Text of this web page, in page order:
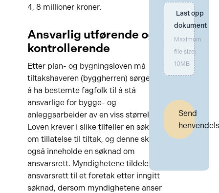
4, 8 millioner kroner.
Ansvarlig utførende og
kontrollerende
Etter plan- og bygningsloven må
tiltakshaveren (byggherren) sørge for
å ha bestemte fagfolk til å stå
ansvarlige for bygge- og
anleggsarbeider av en viss størrelse.
Loven krever i slike tilfeller en søknad
om tillatelse til tiltak, og denne skal
også inneholde en søknad om
ansvarsrett. Myndighetene tildeler
ansvarsrett til et foretak etter inngitt
søknad, dersom myndighetene anser
Last opp
dokument
Maximum
file size:
10MB
Send